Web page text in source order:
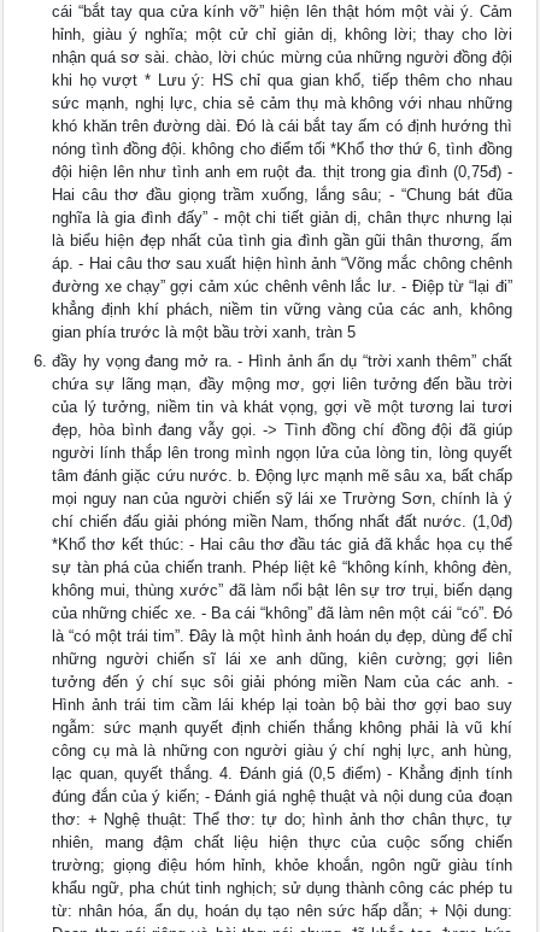
cái “bắt tay qua cửa kính vỡ” hiện lên thật hóm một vài ý. Cảm
hỉnh, giàu ý nghĩa; một cử chỉ giản dị, không lời; thay cho lời
nhận quá sơ sài. chào, lời chúc mừng của những người đồng đội
khi họ vượt * Lưu ý: HS chỉ qua gian khổ, tiếp thêm cho nhau
sức mạnh, nghị lực, chia sẻ cảm thụ mà không với nhau những
khó khăn trên đường dài. Đó là cái bắt tay ấm có định hướng thì
nóng tình đồng đội. không cho điểm tối *Khổ thơ thứ 6, tình đồng
đội hiện lên như tình anh em ruột đa. thịt trong gia đình (0,75đ) -
Hai câu thơ đầu giọng trầm xuống, lắng sâu; - “Chung bát đũa
nghĩa là gia đình đấy” - một chi tiết giản dị, chân thực nhưng lại
là biểu hiện đẹp nhất của tình gia đình gần gũi thân thương, ấm
áp. - Hai câu thơ sau xuất hiện hình ảnh “Võng mắc chông chênh
đường xe chạy” gợi cảm xúc chênh vênh lắc lư. - Điệp từ “lại đi”
khẳng định khí phách, niềm tin vững vàng của các anh, không
gian phía trước là một bầu trời xanh, tràn 5
đầy hy vọng đang mở ra. - Hình ảnh ẩn dụ “trời xanh thêm” chất
chứa sự lãng mạn, đầy mộng mơ, gợi liên tưởng đến bầu trời
của lý tưởng, niềm tin và khát vọng, gợi về một tương lai tươi
đẹp, hòa bình đang vẫy gọi. -> Tình đồng chí đồng đội đã giúp
người lính thắp lên trong mình ngọn lửa của lòng tin, lòng quyết
tâm đánh giặc cứu nước. b. Động lực mạnh mẽ sâu xa, bất chấp
mọi nguy nan của người chiến sỹ lái xe Trường Sơn, chính là ý
chí chiến đấu giải phóng miền Nam, thống nhất đất nước. (1,0đ)
*Khổ thơ kết thúc: - Hai câu thơ đầu tác giả đã khắc họa cụ thể
sự tàn phá của chiến tranh. Phép liệt kê “không kính, không đèn,
không mui, thùng xước” đã làm nổi bật lên sự trơ trụi, biến dạng
của những chiếc xe. - Ba cái “không” đã làm nên một cái “có”. Đó
là “có một trái tim”. Đây là một hình ảnh hoán dụ đẹp, dùng để chỉ
những người chiến sĩ lái xe anh dũng, kiên cường; gợi liên
tưởng đến ý chí sục sôi giải phóng miền Nam của các anh. -
Hình ảnh trái tim cầm lái khép lại toàn bộ bài thơ gợi bao suy
ngẫm: sức mạnh quyết định chiến thắng không phải là vũ khí
công cụ mà là những con người giàu ý chí nghị lực, anh hùng,
lạc quan, quyết thắng. 4. Đánh giá (0,5 điểm) - Khẳng định tính
đúng đắn của ý kiến; - Đánh giá nghệ thuật và nội dung của đoạn
thơ: + Nghệ thuật: Thể thơ: tự do; hình ảnh thơ chân thực, tự
nhiên, mang đậm chất liệu hiện thực của cuộc sống chiến
trường; giọng điệu hóm hỉnh, khỏe khoắn, ngôn ngữ giàu tính
khẩu ngữ, pha chút tinh nghịch; sử dụng thành công các phép tu
từ: nhân hóa, ẩn dụ, hoán dụ tạo nên sức hấp dẫn; + Nội dung: